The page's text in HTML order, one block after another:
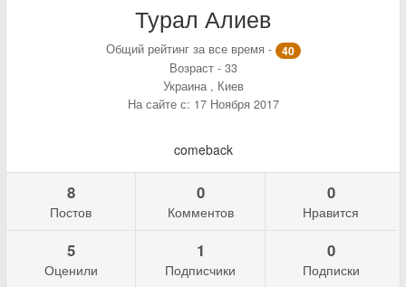
Турал Алиев
Общий рейтинг за все время -
40
Возраст - 33
Украина , Киев
На сайте с: 17 Ноября 2017
comeback
8
Постов
0
Комментов
0
Нравится
5
Оценили
1
Подписчики
0
Подписки